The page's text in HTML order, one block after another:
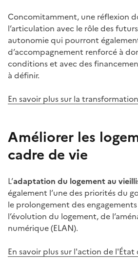
Concomitamment, une réflexion
l’articulation avec le rôle des
autonomie qui pourront
d’accompagnement renforcé à
conditions et avec des
à définir.
En savoir plus sur la
Améliorer les
cadre de vie
L’adaptation du logement au
également l’une des priorités du
le prolongement des
l’évolution du logement, de
numérique (ELAN).
En savoir plus sur l'action de